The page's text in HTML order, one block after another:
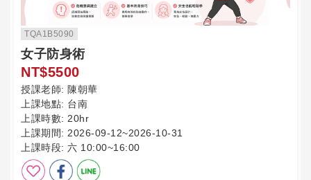
TQA1B5090
女子防身術
NT$5500
授課老師: 陳朝華
上課地點: 台南
上課時數: 20hr
上課期間: 2026-09-12~2026-10-31
上課時段: 六 10:00~16:00